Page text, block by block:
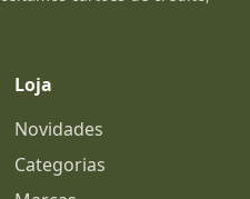
Loja
Novidades
Categorias